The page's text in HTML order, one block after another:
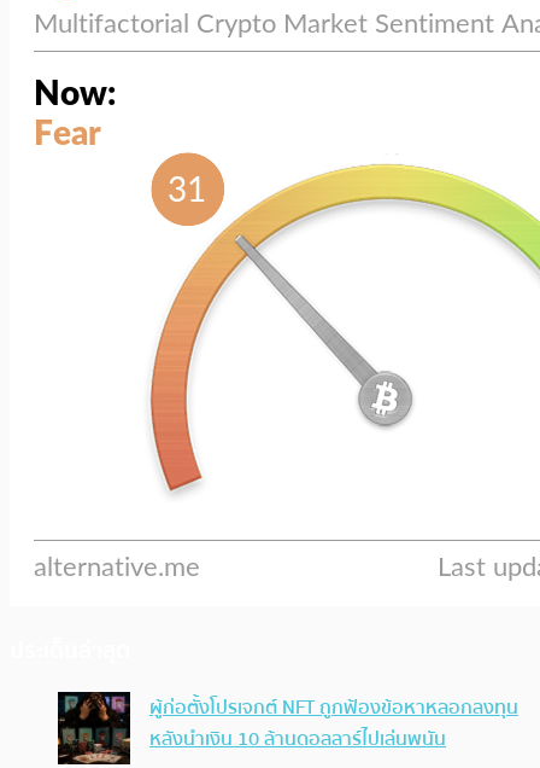
ผู้ก่อตั้งโปรเจกต์ NFT ถูกฟ้องข้อหาหลอกลงทุน
หลังนำเงิน 10 ล้านดอลลาร์ไปเล่นพนัน